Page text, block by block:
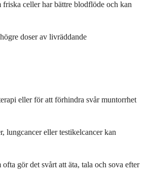
celler har bättre blodflöde och kan
doser av livräddande
eller för att förhindra svår muntorrhet
lungcancer eller testikelcancer kan
gör det svårt att äta, tala och sova efter